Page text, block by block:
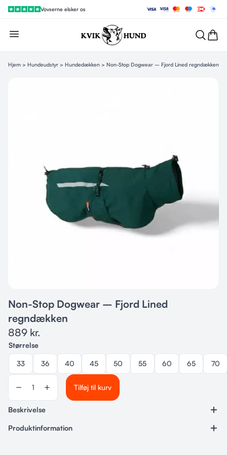
Vovserne elsker os
Hjem > Hundeudstyr > Hundedækken > Non-Stop Dogwear – Fjord Lined regndækken
Non-Stop Dogwear – Fjord Lined
regndækken
889 kr.
Størrelse
33 36 40 45 50 55 60 65 70
Tilføj til kurv
Beskrivelse
Produktinformation